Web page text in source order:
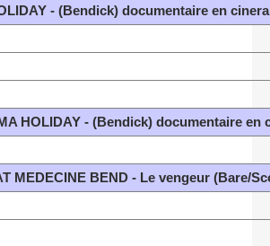
- (Bendick) documentaire en
HOLIDAY - (Bendick) documentaire en
MEDECINE BEND - Le vengeur (Bare/